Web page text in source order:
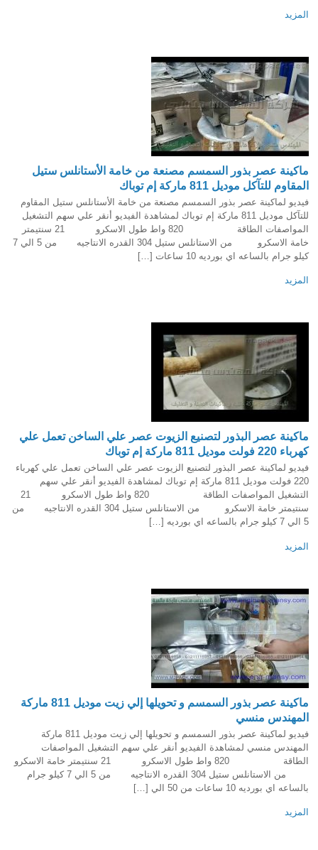
المزيد
ماكينة عصر بذور السمسم مصنعة من خامة الأستانلس ستيل
المقاوم للتآكل موديل 811 ماركة إم توباك
فيديو لماكينة عصر بذور السمسم مصنعة من خامة الأستانلس ستيل المقاوم
للتآكل موديل 811 ماركة إم توباك لمشاهدة الفيديو أنقر علي سهم التشغيل
المواصفات الطاقة 820 واط طول الاسكرو 21 سنتيمتر
خامة الاسكرو من الاستانلس ستيل 304 القدره الانتاجيه من 5 الي 7
كيلو جرام بالساعه اي بورديه 10 ساعات […]
المزيد
ماكينة عصر البذور لتصنيع الزيوت عصر علي الساخن تعمل علي
كهرباء 220 فولت موديل 811 ماركة إم توباك
فيديو لماكينة عصر البذور لتصنيع الزيوت عصر علي الساخن تعمل علي كهرباء
220 فولت موديل 811 ماركة إم توباك لمشاهدة الفيديو أنقر علي سهم
التشغيل المواصفات الطاقة 820 واط طول الاسكرو 21
سنتيمتر خامة الاسكرو من الاستانلس ستيل 304 القدره الانتاجيه من
5 الي 7 كيلو جرام بالساعه اي بورديه […]
المزيد
ماكينة عصر بذور السمسم و تحويلها إلي زيت موديل 811 ماركة
المهندس منسي
فيديو لماكينة عصر بذور السمسم و تحويلها إلي زيت موديل 811 ماركة
المهندس منسي لمشاهدة الفيديو أنقر علي سهم التشغيل المواصفات
الطاقة 820 واط طول الاسكرو 21 سنتيمتر خامة الاسكرو
من الاستانلس ستيل 304 القدره الانتاجيه من 5 الي 7 كيلو جرام
بالساعه اي بورديه 10 ساعات من 50 الي […]
المزيد